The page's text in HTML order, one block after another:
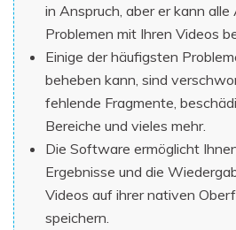
in Anspruch, aber er kann
Problemen mit Ihren Videos
Einige der häufigsten
beheben kann, sind
fehlende Fragmente,
Bereiche und vieles mehr.
Die Software ermöglicht
Ergebnisse und die
Videos auf ihrer nativen
speichern.